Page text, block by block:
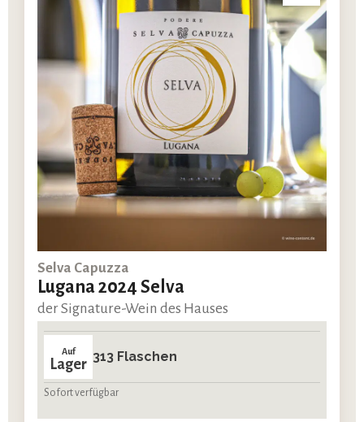
Selva Capuzza
Lugana 2024 Selva
der Signature-Wein des Hauses
Auf
Lager 313 Flaschen
Sofort verfügbar